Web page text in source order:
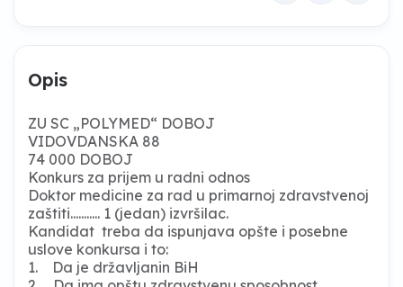
Opis
ZU SC „POLYMED“ DOBOJ
VIDOVDANSKA 88
74 000 DOBOJ
Konkurs za prijem u radni odnos
Doktor medicine za rad u primarnoj zdravstvenoj
zaštiti........... 1 (jedan) izvršilac.
Kandidat treba da ispunjava opšte i posebne
uslove konkursa i to:
1. Da je državljanin BiH